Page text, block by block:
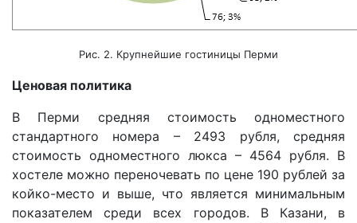
Рис. 2. Крупнейшие гостиницы Перми
Ценовая политика
В Перми средняя стоимость одноместного
стандартного номера – 2493 рубля, средняя
стоимость одноместного люкса – 4564 рубля. В
хостеле можно переночевать по цене 190 рублей за
койко-место и выше, что является минимальным
показателем среди всех городов. В Казани, в